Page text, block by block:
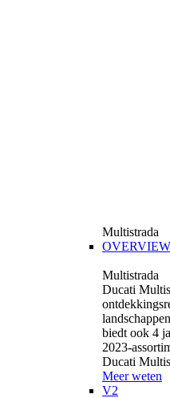
Multistrada
OVERVIEW
Multistrada
Ducati
biedt ook 4
2023-
Ducati
Meer weten
V2